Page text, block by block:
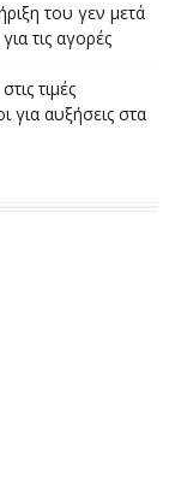
του γεν μετά
τις αγορές
τιμές
για αυξήσεις στα